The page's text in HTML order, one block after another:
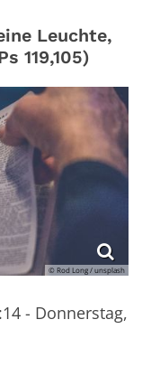
Leuchte,
119,105)
© Rod Long / unsplash
- Donnerstag,